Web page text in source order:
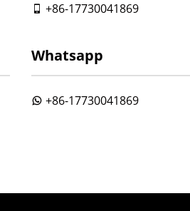
+86-17730041869
Whatsapp
+86-17730041869